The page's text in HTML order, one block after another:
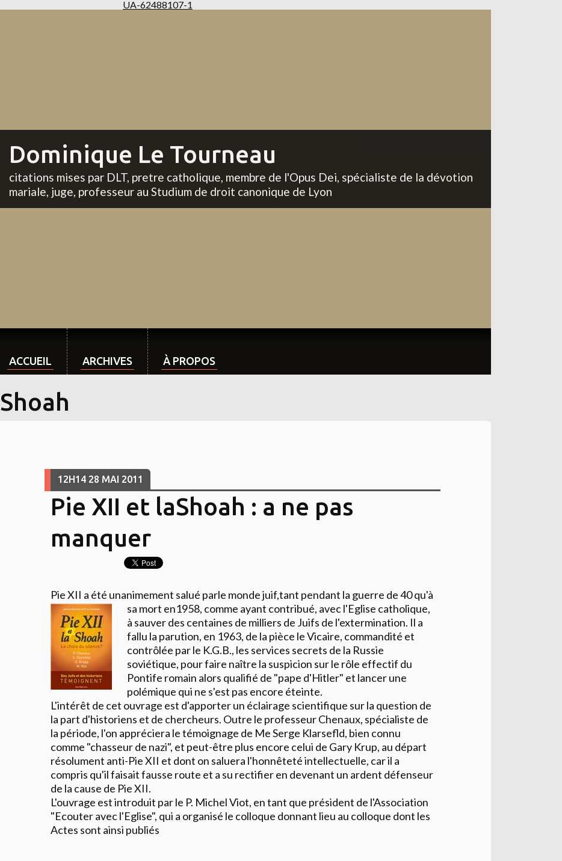
UA-62488107-1
Dominique Le Tourneau
citations mises par DLT, pretre catholique, membre de l'Opus Dei, spécialiste de la dévotion
mariale, juge, professeur au Studium de droit canonique de Lyon
ACCUEIL ARCHIVES À PROPOS
Shoah
12H14 28 MAI 2011
Pie XII et laShoah : a ne pas
manquer
Pie XII a été unanimement salué parle monde juif,tant pendant la guerre de 40 qu'à
sa mort en1958, comme ayant contribué, avec l'Eglise catholique,
à sauver des centaines de milliers de Juifs de l'extermination. Il a
fallu la parution, en 1963, de la pièce le Vicaire, commandité et
contrôlée par le K.G.B., les services secrets de la Russie
soviétique, pour faire naître la suspicion sur le rôle effectif du
Pontife romain alors qualifié de "pape d'Hitler" et lancer une
polémique qui ne s'est pas encore éteinte.
L'intérêt de cet ouvrage est d'apporter un éclairage scientifique sur la question de
la part d'historiens et de chercheurs. Outre le professeur Chenaux, spécialiste de
la période, l'on appréciera le témoignage de Me Serge Klarsefld, bien connu
comme "chasseur de nazi", et peut-être plus encore celui de Gary Krup, au départ
résolument anti-Pie XII et dont on saluera l'honnêteté intellectuelle, car il a
compris qu'il faisait fausse route et a su rectifier en devenant un ardent défenseur
de la cause de Pie XII.
L'ouvrage est introduit par le P. MichelViot, en tant que président de l'Association
"Ecouter avec l'Eglise", qui a organisé le colloque donnant lieu au colloque dont les
Actes sont ainsi publiés